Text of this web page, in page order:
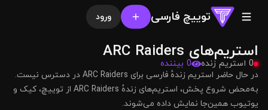
توییچ فارسی ورود
استریم‌های ARC Raiders
0 استریم زنده 0 بیننده
در حال حاضر استریم زندهٔ فارسی برای ARC Raiders در دسترس نیست.
به‌محض شروع پخش، استریم‌های زندهٔ ARC Raiders از توییچ، کیک و
یوتیوب همین‌جا نمایش داده می‌شوند.